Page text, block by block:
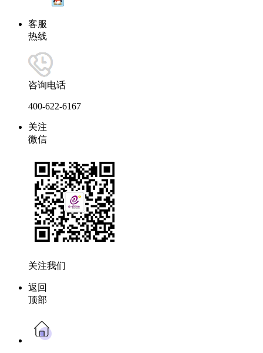
客服
热线
咨询电话
400-622-6167
关注
微信
关注我们
返回
顶部